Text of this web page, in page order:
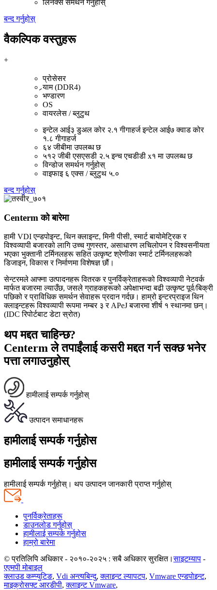
लिनक्स समर्थन गर्नुहोस्
बन्द गर्नुहोस्
वैकल्पिक वस्तुहरू
+
प्रोसेसर
र्‍याम (DDR4)
भण्डारण
OS
वायरलेस / ब्लुटुथ
इन्टेल आई३ डुअल कोर २.१ गीगाहर्ज इन्टेल आई७ क्वाड कोर
१.८ गीगाहर्ज
६४ जीबीमा उपलब्ध छ
५१२ जीबी एसएसडी २.५ इन्च एचडीडी x१ मा उपलब्ध छ
विन्डोज समर्थन गर्नुहोस्
वाइफाइ ६ एक्स / ब्लुटुथ ५.०
बन्द गर्नुहोस्
Centerm को बारेमा
हामी VDI एन्डपोइन्ट, थिन क्लाइन्ट, मिनी पीसी, स्मार्ट बायोमेट्रिक र
विश्वव्यापी बजारको लागि उच्च गुणस्तर, असाधारण लचिलोपन र विश्वसनीयता
भएका भुक्तानी टर्मिनलहरू सहित उत्कृष्ट श्रेणीका स्मार्ट टर्मिनलहरूको
डिजाइन, विकास र निर्माणमा विशेषज्ञ छौं।
सेन्टरमले आफ्ना उत्पादनहरू वितरक र पुनर्विक्रेताहरूको विश्वव्यापी नेटवर्क
मार्फत बजारमा ल्याउँछ, जसले ग्राहकहरूको अपेक्षाभन्दा बढी उत्कृष्ट पूर्व/बिक्री
पछिको र प्राविधिक समर्थन सेवाहरू प्रदान गर्दछ। हाम्रो इन्टरप्राइज थिन
क्लाइन्टहरू विश्वव्यापी रूपमा नम्बर ३ र APeJ बजारमा शीर्ष १ स्थानमा छन्।
(IDC रिपोर्टबाट डेटा स्रोत)
थप मद्दत चाहिन्छ?
Centerm ले तपाईंलाई कसरी मद्दत गर्न सक्छ भनेर
पत्ता लगाउनुहोस्
हामीलाई सम्पर्क गर्नुहोस्
उत्पादन समाधानहरू
हामीलाई सम्पर्क गर्नुहोस
हामीलाई सम्पर्क गर्नुहोस
हामीलाई सम्पर्क गर्नुहोस्। थप उत्पादन जानकारी प्राप्त गर्नुहोस्
पुनर्विक्रेताहरू
डाउनलोड गर्नुहोस्
हामीलाई सम्पर्क गर्नुहोस
हाम्रो बारेमा
© प्रतिलिपि अधिकार - २०१०-२०२५ : सबै अधिकार सुरक्षित।साइटम्याप -
एएमपी मोबाइल
क्लाउड कम्प्युटिङ, Vdi अन्त्यबिन्दु,क्लाइन्ट ल्यापटप, Vmware एन्डपोइन्ट,
माइक्रोसफ्ट आरडीपी,क्लाइन्ट Vmware,